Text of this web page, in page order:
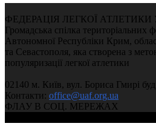
ФЕДЕРАЦІЯ ЛЕГКОЇ АТЛЕТИКИ
Громадська спілка територіальних
Автономної Республіки Крим,
та Севастополя, яка створена з
популяризації легкої атлетики
02140 м. Київ, вул. Бориса Гмирі
Контакти: office@uaf.org.ua
ФЛАУ В СОЦ. МЕРЕЖАХ